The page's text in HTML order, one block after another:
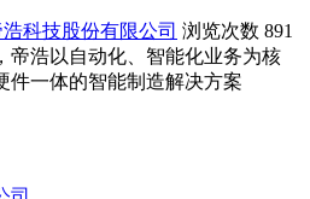
科技股份有限公司 浏览次数 891
帝浩以自动化、智能化业务为核
件一体的智能制造解决方案